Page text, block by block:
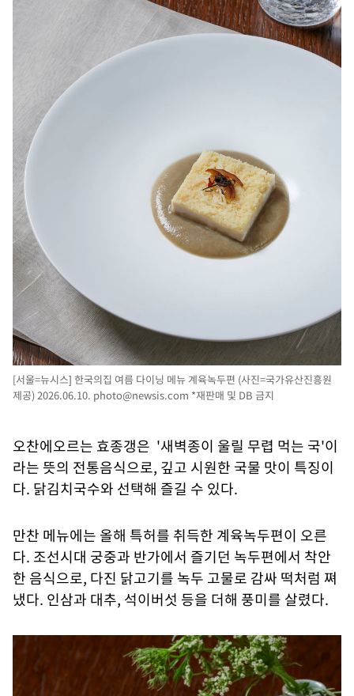
[서울=뉴시스] 한국의집 여름 다이닝 메뉴 계육녹두편 (사진=국가유산진흥원
제공) 2026.06.10. photo@newsis.com *재판매 및 DB 금지
오찬에오르는 효종갱은 '새벽종이 울릴 무렵 먹는 국'이
라는 뜻의 전통음식으로, 깊고 시원한 국물 맛이 특징이
다. 닭김치국수와 선택해 즐길 수 있다.
만찬 메뉴에는 올해 특허를 취득한 계육녹두편이 오른
다. 조선시대 궁중과 반가에서 즐기던 녹두편에서 착안
한 음식으로, 다진 닭고기를 녹두 고물로 감싸 떡처럼 쪄
냈다. 인삼과 대추, 석이버섯 등을 더해 풍미를 살렸다.